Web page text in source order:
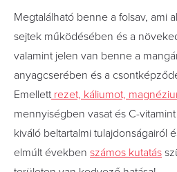
Megtalálható benne a folsav, ami
sejtek működésében és a
valamint jelen van benne a
anyagcserében és a
Emellettrezet, káliumot,
mennyiségben vasat és C-
kiváló beltartalmi tulajdonságairól
elmúlt években számos kutatás